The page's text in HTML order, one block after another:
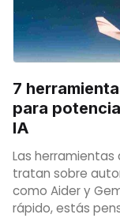
7
para
IA
Las
tratan sobre
como Aider y
rápido, estás